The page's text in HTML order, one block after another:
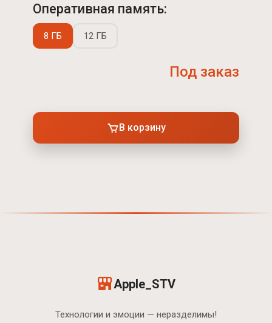
Оперативная память:
8 ГБ 12 ГБ
Под заказ
В корзину
Apple_STV
Технологии и эмоции — неразделимы!